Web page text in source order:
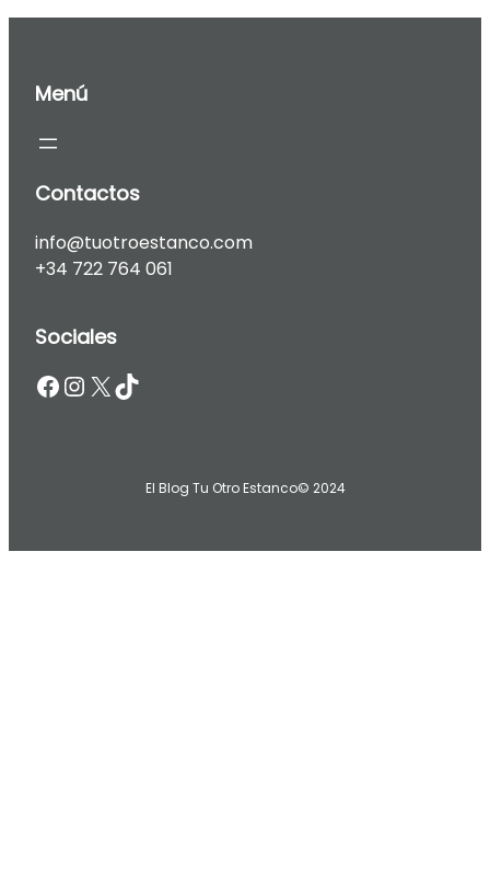
Menú
Contactos
info@tuotroestanco.com
+34 722 764 061
Sociales
Facebook InstagramX TikTok
El Blog Tu Otro Estanco© 2024